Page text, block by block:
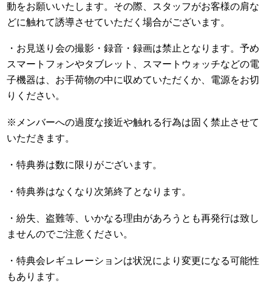
動をお願いいたします。その際、スタッフがお客様の肩な
どに触れて誘導させていただく場合がございます。
・お見送り会の撮影・録音・録画は禁止となります。予め
スマートフォンやタブレット、スマートウォッチなどの電
子機器は、お手荷物の中に収めていただくか、電源をお切
りください。
※メンバーへの過度な接近や触れる行為は固く禁止させて
いただきます。
・特典券は数に限りがございます。
・特典券はなくなり次第終了となります。
・紛失、盗難等、いかなる理由があろうとも再発行は致し
ませんのでご注意ください。
・特典会レギュレーションは状況により変更になる可能性
もあります。